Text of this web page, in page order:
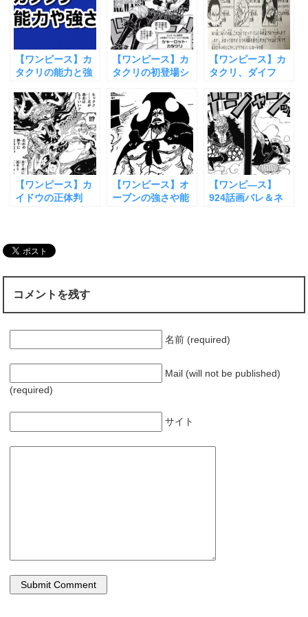
【ワンピース】カ
タクリの能力と強
をまとめてみた
【ワンピース】カ
タクリの初登場シ
とめ！
【ワンピース】カ
タクリ、ダイフ
つ子！各強さや能
力まとめ
【ワンピース】カ
イドウの正体判
【ワンピース】オ
ーブンの強さや能
【ワンピ―ス】
924話画バレ＆ネ
コメントを残す
名前 (required)
Mail (will not be published)
(required)
サイト